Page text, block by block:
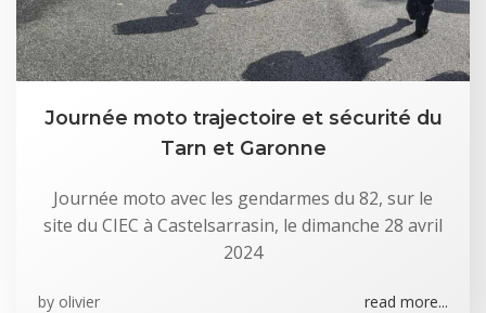
Journée moto trajectoire et sécurité du
Tarn et Garonne
Journée moto avec les gendarmes du 82, sur le
site du CIEC à Castelsarrasin, le dimanche 28 avril
2024
by olivier read more...